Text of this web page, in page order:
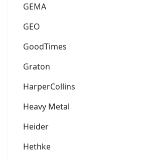
GEMA
GEO
GoodTimes
Graton
HarperCollins
Heavy Metal
Heider
Hethke